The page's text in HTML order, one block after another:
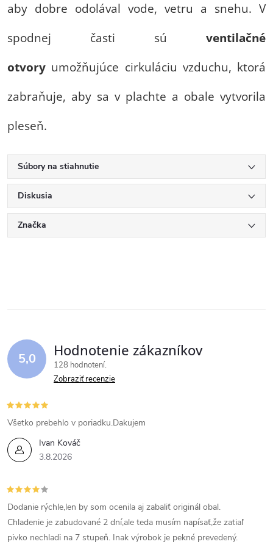
aby dobre odolával vode, vetru a snehu. V
spodnej časti sú ventilačné
otvory umožňujúce cirkuláciu vzduchu, ktorá
zabraňuje, aby sa v plachte a obale vytvorila
pleseň.
Súbory na stiahnutie
Diskusia
Značka
5,0 Hodnotenie zákazníkov
128 hodnotení
Zobraziť recenzie
Ivan Kováč
3.8.2026
Všetko prebehlo v poriadku.Dakujem
Dodanie rýchle,len by som ocenila aj zabaliť originál obal.
Chladenie je zabudované 2 dní,ale teda musím napísať,že zatiaľ
pivko nechladi na 7 stupeň. Inak výrobok je pekné prevedený.